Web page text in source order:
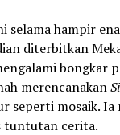
selama hampir
diterbitkan
bongkar
merencanakan
seperti mosaik. Ia
tuntutan cerita.